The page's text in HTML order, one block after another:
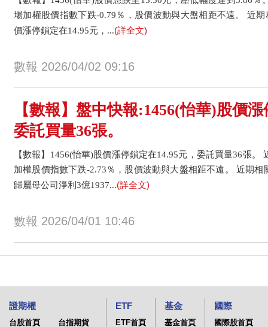
場加權股價指數下跌-0.79％，股價波動與大盤相距不遠。 近
價漲停鎖定在14.95元，...(詳全文)
數報 2026/04/02 09:16
【數報】盤中快報:1456(怡華)股價
委託買量36張。
【數報】1456(怡華)股價漲停鎖定在14.95元，委託買量36張。
加權股價指數下跌-2.73％，股價波動與大盤相距不遠。 近期相
歸屬母公司淨利3億1937...(詳全文)
數報 2026/04/01 10:46
證期權
台股首頁
台指期貨
ETF
ETF首頁
基金
基金首頁
國際
國際股首頁